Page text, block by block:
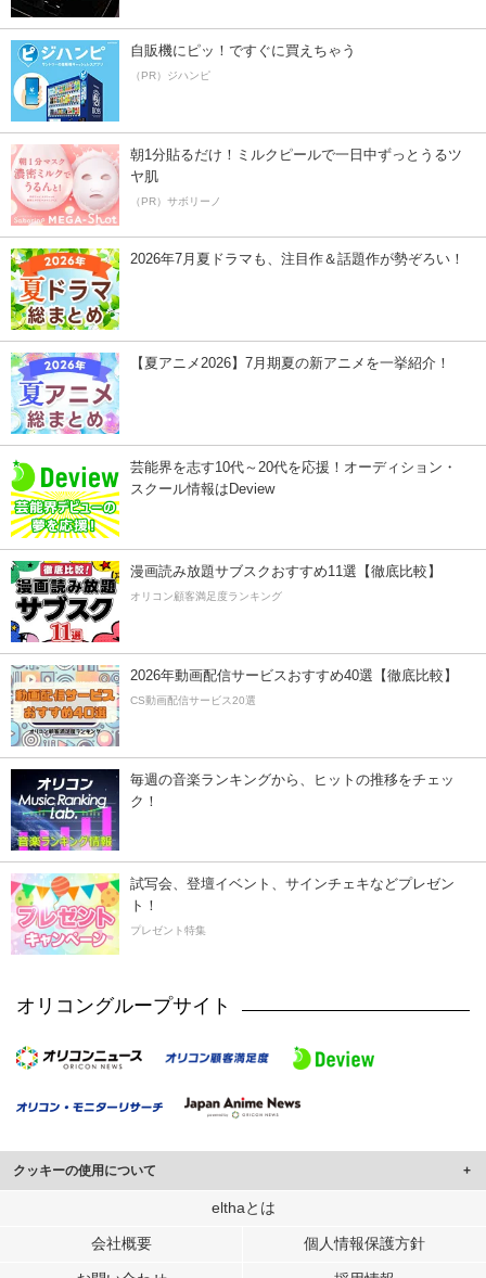
自販機にピッ！ですぐに買えちゃう
（PR）ジハンピ
朝1分貼るだけ！ミルクピールで一日中ずっとうるツ
ヤ肌
（PR）サボリーノ
2026年7月夏ドラマも、注目作＆話題作が勢ぞろい！
【夏アニメ2026】7月期夏の新アニメを一挙紹介！
芸能界を志す10代～20代を応援！オーディション・
スクール情報はDeview
漫画読み放題サブスクおすすめ11選【徹底比較】
オリコン顧客満足度ランキング
2026年動画配信サービスおすすめ40選【徹底比較】
CS動画配信サービス20選
毎週の音楽ランキングから、ヒットの推移をチェッ
ク！
試写会、登壇イベント、サインチェキなどプレゼン
ト！
プレゼント特集
オリコングループサイト
クッキーの使用について
このサイトでは Cookie を使用して、ユーザーに合わせたコンテンツや広告の
行っています。
elthaとは
会社概要 個人情報保護方針